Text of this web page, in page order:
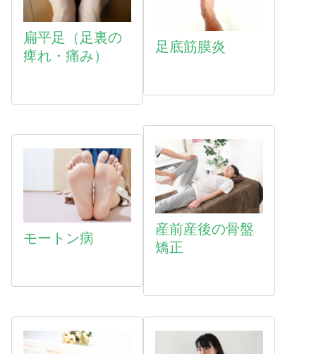
扁平足（足裏の
痺れ・痛み）
足底筋膜炎
モートン病
産前産後の骨盤
矯正